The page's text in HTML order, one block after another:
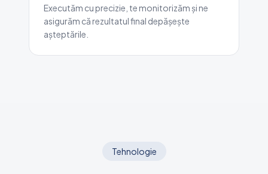
Executăm cu precizie, te monitorizăm și ne
asigurăm că rezultatul final depășește
așteptările.
Tehnologie